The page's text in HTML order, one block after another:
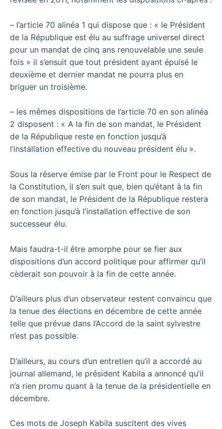
– l’article 70 alinéa 1 qui dispose que : « le Président
de la République est élu au suffrage universel direct
pour un mandat de cinq ans renouvelable une seule
fois » il s’ensuit que tout président ayant épuisé le
deuxième et dernier mandat ne pourra plus en
briguer un troisième.
– les mêmes dispositions de l’article 70 en son alinéa
2 disposent : « A la fin de son mandat, le Président
de la République reste en fonction jusqu’à
l’installation effective du nouveau président élu ».
Sous la réserve émise par le Front pour le Respect de
la Constitution, il s’en suit que, bien qu’étant à la fin
de son mandat, le Président de la République restera
en fonction jusqu’à l’installation effective de son
successeur élu.
Mais faudra-t-il être amorphe pour se fier aux
dispositions d’un accord politique pour affirmer qu’il
cèderait son pouvoir à la fin de cette année.
D’ailleurs plus d’un observateur restent convaincu que
la tenue des élections en décembre de cette année
telle que prévue dans l’Accord de la saint sylvestre
n’est pas possible.
D’ailleurs, au cours d’un entretien qu’il a accordé au
journal allemand, le président Kabila a annoncé qu’il
n’a rien promu quant à la tenue de la présidentielle en
décembre.
Ces mots de Joseph Kabila suscitent des vives